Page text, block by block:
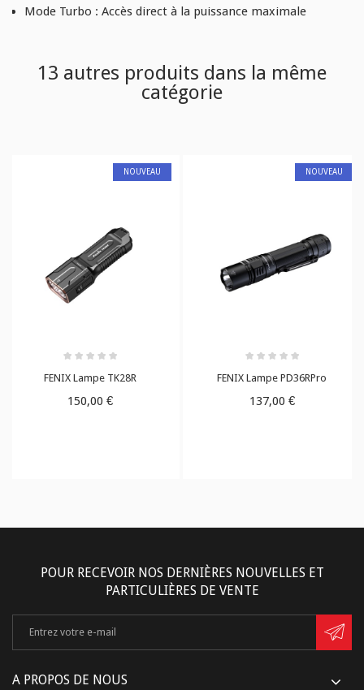
Mode Turbo : Accès direct à la puissance maximale
13 autres produits dans la même
catégorie
NOUVEAU
FENIX Lampe TK28R
150,00 €
NOUVEAU
FENIX Lampe PD36RPro
137,00 €
POUR RECEVOIR NOS DERNIÈRES NOUVELLES ET
PARTICULIÈRES DE VENTE
A PROPOS DE NOUS